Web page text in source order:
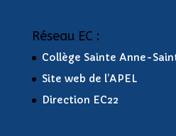
Réseau EC :
Collège Sainte Anne-
Site web de l’APEL
Direction EC22